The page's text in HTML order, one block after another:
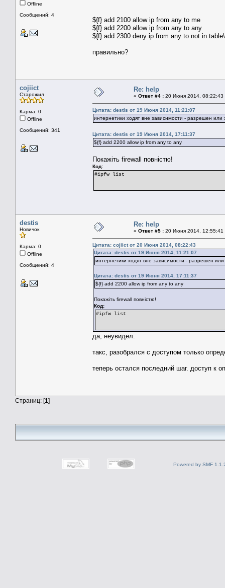
Offline
Сообщений: 4
${f} add 2100 allow ip from any to me
${f} add 2200 allow ip from any to any
${f} add 2300 deny ip from any to not in
правильно?
cojiict
Старожил
Карма: 0
Offline
Сообщений: 341
Re: help
« Ответ #4 : 20 Июня 2014, 08:22:43
Цитата: destis от 19 Июня 2014, 11:21:07
интернетики ходят вне зависимости - разрешен
Цитата: destis от 19 Июня 2014, 17:11:37
${f} add 2200 allow ip from any to any
Покажіть firewall повністю!
Код:
#ipfw list
destis
Новичок
Карма: 0
Offline
Сообщений: 4
Re: help
« Ответ #5 : 20 Июня 2014, 12:55:41
Цитата: cojiict от 20 Июня 2014, 08:22:43
Цитата: destis от 19 Июня 2014, 11:21:07
интернетики ходят вне зависимости - разрешен
Цитата: destis от 19 Июня 2014, 17:11:37
${f} add 2200 allow ip from any to any
Покажіть firewall повністю!
Код:
#ipfw list
да, неувидел.
такс, разобрался с доступом только
теперь остался последний шаг. доступ к
Страниц: [1]
Powered by SMF